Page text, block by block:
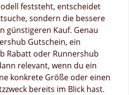
feststeht, entscheidet
sondern die bessere
günstigeren Kauf. Genau
Gutschein, ein
Rabatt oder Runnershub
relevant, wenn du ein
konkrete Größe oder einen
bereits im Blick hast.